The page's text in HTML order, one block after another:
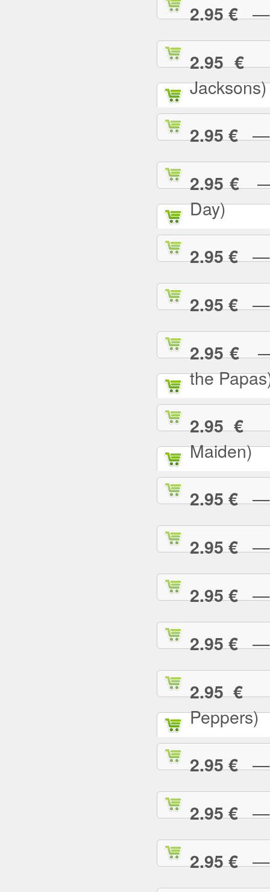
2.95 €—
2.95 €—
Jacksons)
2.95 €—
2.95 €—
Day)
2.95 €—
2.95 €—
2.95 €—
the
2.95 €—
Maiden)
2.95 €—
2.95 €—
2.95 €—
2.95 €—
2.95 €—
Peppers)
2.95 €—
2.95 €—
2.95 €—